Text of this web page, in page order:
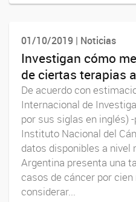
01/10/2019 | Noticias
Investigan cómo
de ciertas terapias
De acuerdo con
Internacional de
por sus siglas en inglés)
Instituto Nacional del
datos disponibles a nivel
Argentina presenta una
casos de cáncer por
considerar...